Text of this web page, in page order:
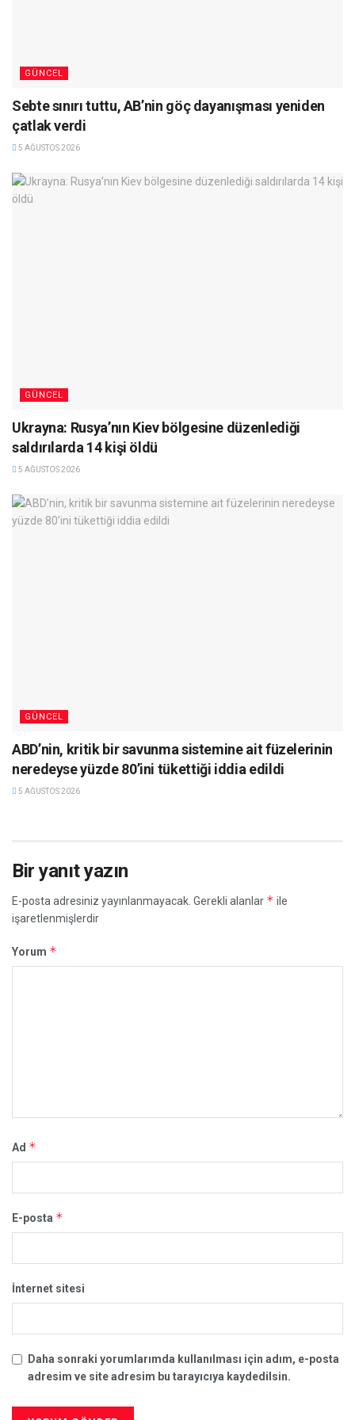
GÜNCEL
Sebte sınırı tuttu, AB’nin göç dayanışması yeniden
çatlak verdi
5 AĞUSTOS 2026
GÜNCEL
Ukrayna: Rusya’nın Kiev bölgesine düzenlediği
saldırılarda 14 kişi öldü
5 AĞUSTOS 2026
GÜNCEL
ABD’nin, kritik bir savunma sistemine ait füzelerinin
neredeyse yüzde 80’ini tükettiği iddia edildi
5 AĞUSTOS 2026
Bir yanıt yazın
E-posta adresiniz yayınlanmayacak. Gerekli alanlar * ile
işaretlenmişlerdir
Yorum *
Ad *
E-posta *
İnternet sitesi
Daha sonraki yorumlarımda kullanılması için adım, e-posta
adresim ve site adresim bu tarayıcıya kaydedilsin.